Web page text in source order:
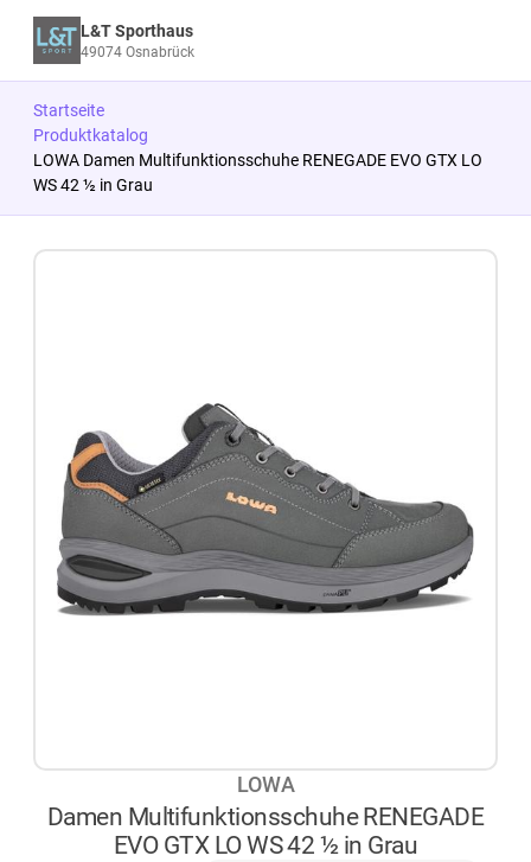
L&T Sporthaus
49074 Osnabrück
Startseite
Produktkatalog
LOWA Damen Multifunktionsschuhe RENEGADE EVO GTX LO
WS 42 ½ in Grau
LOWA
Damen Multifunktionsschuhe RENEGADE
EVO GTX LO WS 42 ½ in Grau